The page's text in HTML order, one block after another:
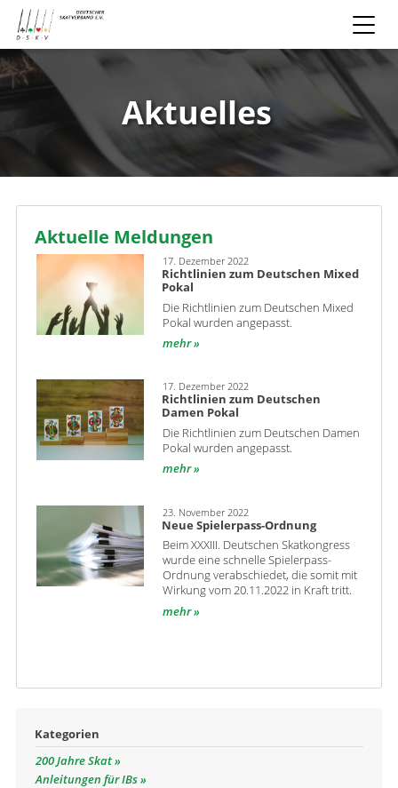
Aktuelles
Aktuelle Meldungen
17. Dezember 2022
Richtlinien zum Deutschen Mixed
Pokal
Die Richtlinien zum Deutschen Mixed
Pokal wurden angepasst.
mehr
17. Dezember 2022
Richtlinien zum Deutschen
Damen Pokal
Die Richtlinien zum Deutschen Damen
Pokal wurden angepasst.
mehr
23. November 2022
Neue Spielerpass-Ordnung
Beim XXXIII. Deutschen Skatkongress
wurde eine schnelle Spielerpass-
Ordnung verabschiedet, die somit mit
Wirkung vom 20.11.2022 in Kraft tritt.
mehr
Kategorien
200 Jahre Skat
Anleitungen für IBs